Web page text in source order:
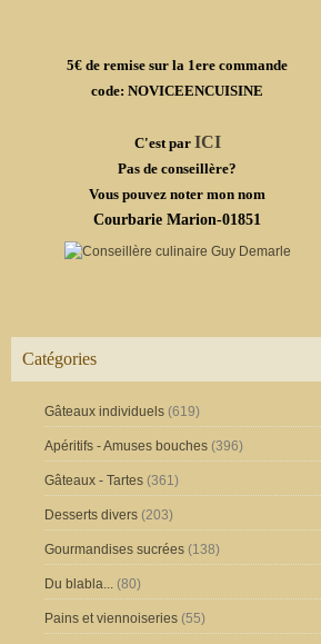
5€ de remise sur la 1ere commande
code: NOVICEENCUISINE
C'est par ICI
Pas de conseillère?
Vous pouvez noter mon nom
Courbarie Marion-01851
Catégories
Gâteaux individuels (619)
Apéritifs - Amuses bouches (396)
Gâteaux - Tartes (361)
Desserts divers (203)
Gourmandises sucrées (138)
Du blabla... (80)
Pains et viennoiseries (55)